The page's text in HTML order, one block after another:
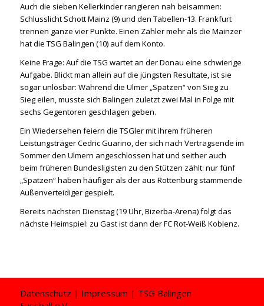
Auch die sieben Kellerkinder rangieren nah beisammen:
Schlusslicht Schott Mainz (9) und den Tabellen-13. Frankfurt
trennen ganze vier Punkte. Einen Zähler mehr als die Mainzer
hat die TSG Balingen (10) auf dem Konto.
Keine Frage: Auf die TSG wartet an der Donau eine schwierige
Aufgabe. Blickt man allein auf die jüngsten Resultate, ist sie
sogar unlösbar: Während die Ulmer „Spatzen“ von Sieg zu
Sieg eilen, musste sich Balingen zuletzt zwei Mal in Folge mit
sechs Gegentoren geschlagen geben.
Ein Wiedersehen feiern die TSGler mit ihrem früheren
Leistungsträger Cedric Guarino, der sich nach Vertragsende im
Sommer den Ulmern angeschlossen hat und seither auch
beim früheren Bundesligisten zu den Stützen zählt: nur fünf
„Spatzen“ haben häufiger als der aus Rottenburg stammende
Außenverteidiger gespielt.
Bereits nächsten Dienstag (19 Uhr, Bizerba-Arena) folgt das
nächste Heimspiel: zu Gast ist dann der FC Rot-Weiß Koblenz.
Datenschutz | Impressum | TSG Balingen